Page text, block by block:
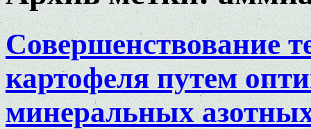
Совершенствование
картофеля путем
минеральных